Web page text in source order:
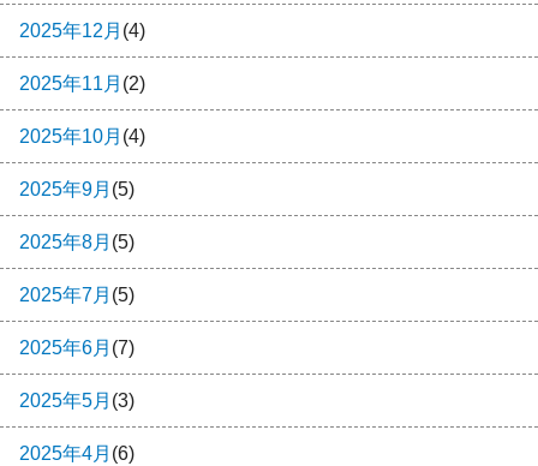
2025年12月 (4)
2025年11月 (2)
2025年10月 (4)
2025年9月 (5)
2025年8月 (5)
2025年7月 (5)
2025年6月 (7)
2025年5月 (3)
2025年4月 (6)